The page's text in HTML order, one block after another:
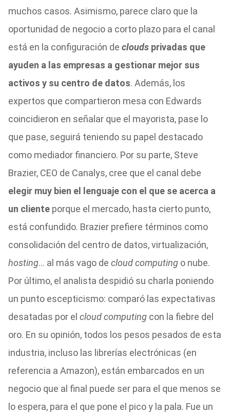
muchos casos. Asimismo, parece claro que la
oportunidad de negocio a corto plazo para el canal
está en la configuración de cloudsprivadas que
ayuden a las empresas a gestionar mejor sus
activos y su centro de datos. Además, los
expertos que compartieron mesa con Edwards
coincidieron en señalar que el mayorista, pase lo
que pase, seguirá teniendo su papel destacado
como mediador financiero. Por su parte, Steve
Brazier, CEO de Canalys, cree que el canal debe
elegir muy bien el lenguaje con el que se acerca a
un clienteporque el mercado, hasta cierto punto,
está confundido. Brazier prefiere términos como
consolidación del centro de datos, virtualización,
hosting… al más vago de cloud computingo nube.
Por último, el analista despidió su charla poniendo
un punto escepticismo: comparó las expectativas
desatadas por el cloud computingcon la fiebre del
oro. En su opinión, todos los pesos pesados de esta
industria, incluso las librerías electrónicas (en
referencia a Amazon), están embarcados en un
negocio que al final puede ser para el que menos se
lo espera, para el que pone el pico y la pala. Fue un